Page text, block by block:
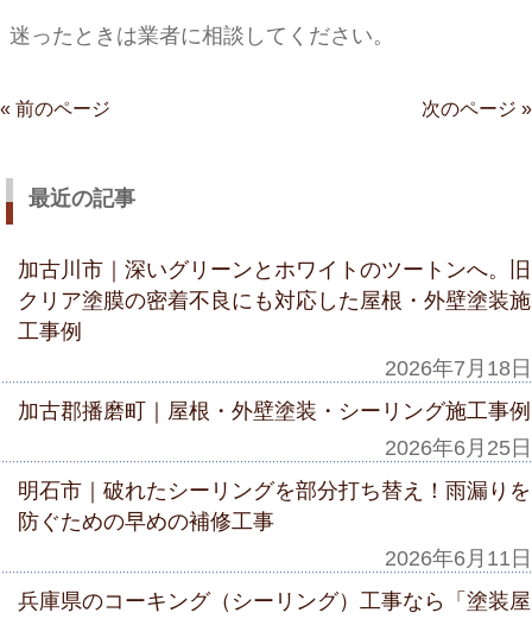
迷ったときは業者に相談してください。
« 前のページ 次のページ »
最近の記事
加古川市｜深いグリーンとホワイトのツートンへ。旧
クリア塗膜の密着不良にも対応した屋根・外壁塗装施
工事例
2026年7月18日
加古郡播磨町｜屋根・外壁塗装・シーリング施工事例
2026年6月25日
明石市｜破れたシーリングを部分打ち替え！雨漏りを
防ぐための早めの補修工事
2026年6月11日
兵庫県のコーキング（シーリング）工事なら「塗装屋